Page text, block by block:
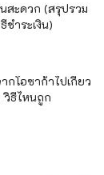
สะดวก (สรุปรวม
ชำระเงิน)
กโอซาก้าไปเกียว
วิธีไหนถูก